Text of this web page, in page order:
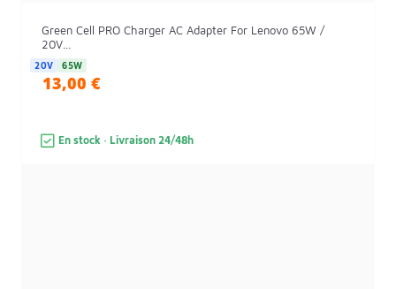
Green Cell PRO Charger AC Adapter For Lenovo 65W /
20V...
20V 65W
13,00 €
En stock · Livraison 24/48h